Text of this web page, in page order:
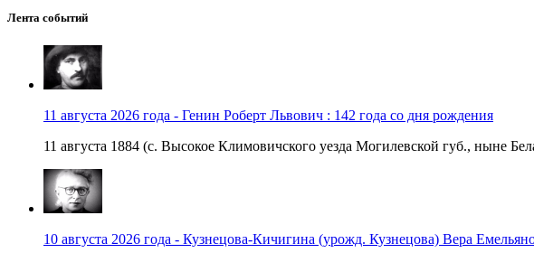
Лента событий
11 августа 2026 года - Генин Роберт Львович : 142 года со дня рождения
11 августа 1884 (с. Высокое Климовичского уезда Могилевской губ., ныне
10 августа 2026 года - Кузнецова-Кичигина (урожд. Кузнецова) Вера